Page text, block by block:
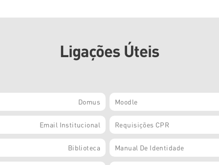
Ligações Úteis
Domus Moodle
Email Institucional Requisições CPR
Biblioteca Manual De Identidade